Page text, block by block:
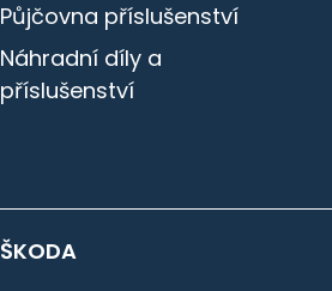
Půjčovna příslušenství
Náhradní díly a
příslušenství
ŠKODA